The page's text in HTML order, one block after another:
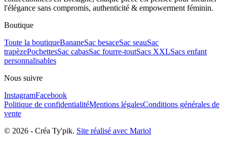
l'élégance sans compromis, authenticité & empowerment féminin.
Boutique
Toute la boutiqueBananeSac besaceSac seauSac
trapèzePochettesSac cabasSac fourre-toutSacs XXLSacs enfant
personnalisables
Nous suivre
InstagramFacebook
Politique de confidentialitéMentions légalesConditions générales de
vente
© 2026 - Créa Ty'pik. Site réalisé avec Mariol